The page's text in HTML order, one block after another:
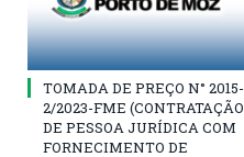
TOMADA DE PREÇO N° 2015-
2/2023-FME (CONTRATAÇÃO
DE PESSOA JURÍDICA COM
FORNECIMENTO DE